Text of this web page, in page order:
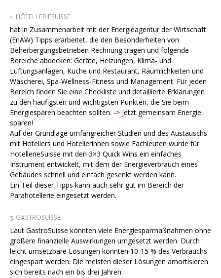
2. HÔTELLERIESUISSE
hat in Zusammenarbeit mit der Energieagentur der Wirtschaft
(EnAW) Tipps erarbeitet, die den Besonderheiten von
Beherbergungsbetrieben Rechnung tragen und folgende
Bereiche abdecken: Geräte, Heizungen, Klima- und
Lüftungsanlagen, Küche und Restaurant, Räumlichkeiten und
Wäscherei, Spa-Wellness-Fitness und Management. Für jeden
Bereich finden Sie eine Checkliste und detaillierte Erklärungen
zu den häufigsten und wichtigsten Punkten, die Sie beim
Energiesparen beachten sollten. -> Jetzt gemeinsam Energie
sparen!
Auf der Grundlage umfangreicher Studien und des Austauschs
mit Hoteliers und Hotelierinnen sowie Fachleuten wurde für
HotellerieSuisse mit den 3×3 Quick Wins ein einfaches
Instrument entwickelt, mit dem der Energieverbrauch eines
Gebäudes schnell und einfach gesenkt werden kann.
Ein Teil dieser Tipps kann auch sehr gut im Bereich der
Parahotellerie eingesetzt werden.
3. GASTROSUISSE
Laut GastroSuisse könnten viele Energiesparmaßnahmen ohne
größere finanzielle Auswirkungen umgesetzt werden. Durch
leicht umsetzbare Lösungen könnten 10-15 % des Verbrauchs
eingespart werden. Die meisten dieser Lösungen amortisieren
sich bereits nach ein bis drei Jahren.